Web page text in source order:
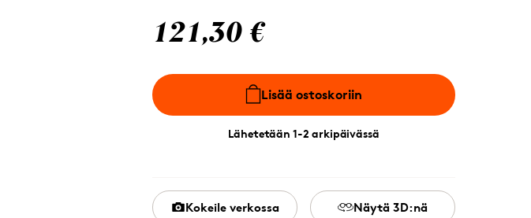
121,30 €
Lisää ostoskoriin
Lähetetään 1-2 arkipäivässä
Kokeile verkossa Näytä 3D:nä